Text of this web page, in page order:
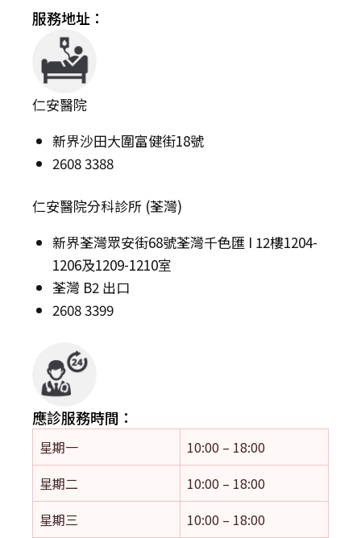
服務地址：
仁安醫院
新界沙田大圍富健街18號
2608 3388
仁安醫院分科診所 (荃灣)
新界荃灣眾安街68號荃灣千色匯 I 12樓1204-
1206及1209-1210室
荃灣 B2 出口
2608 3399
應診服務時間：
星期一
10:00 – 18:00
星期二
10:00 – 18:00
星期三
10:00 – 18:00